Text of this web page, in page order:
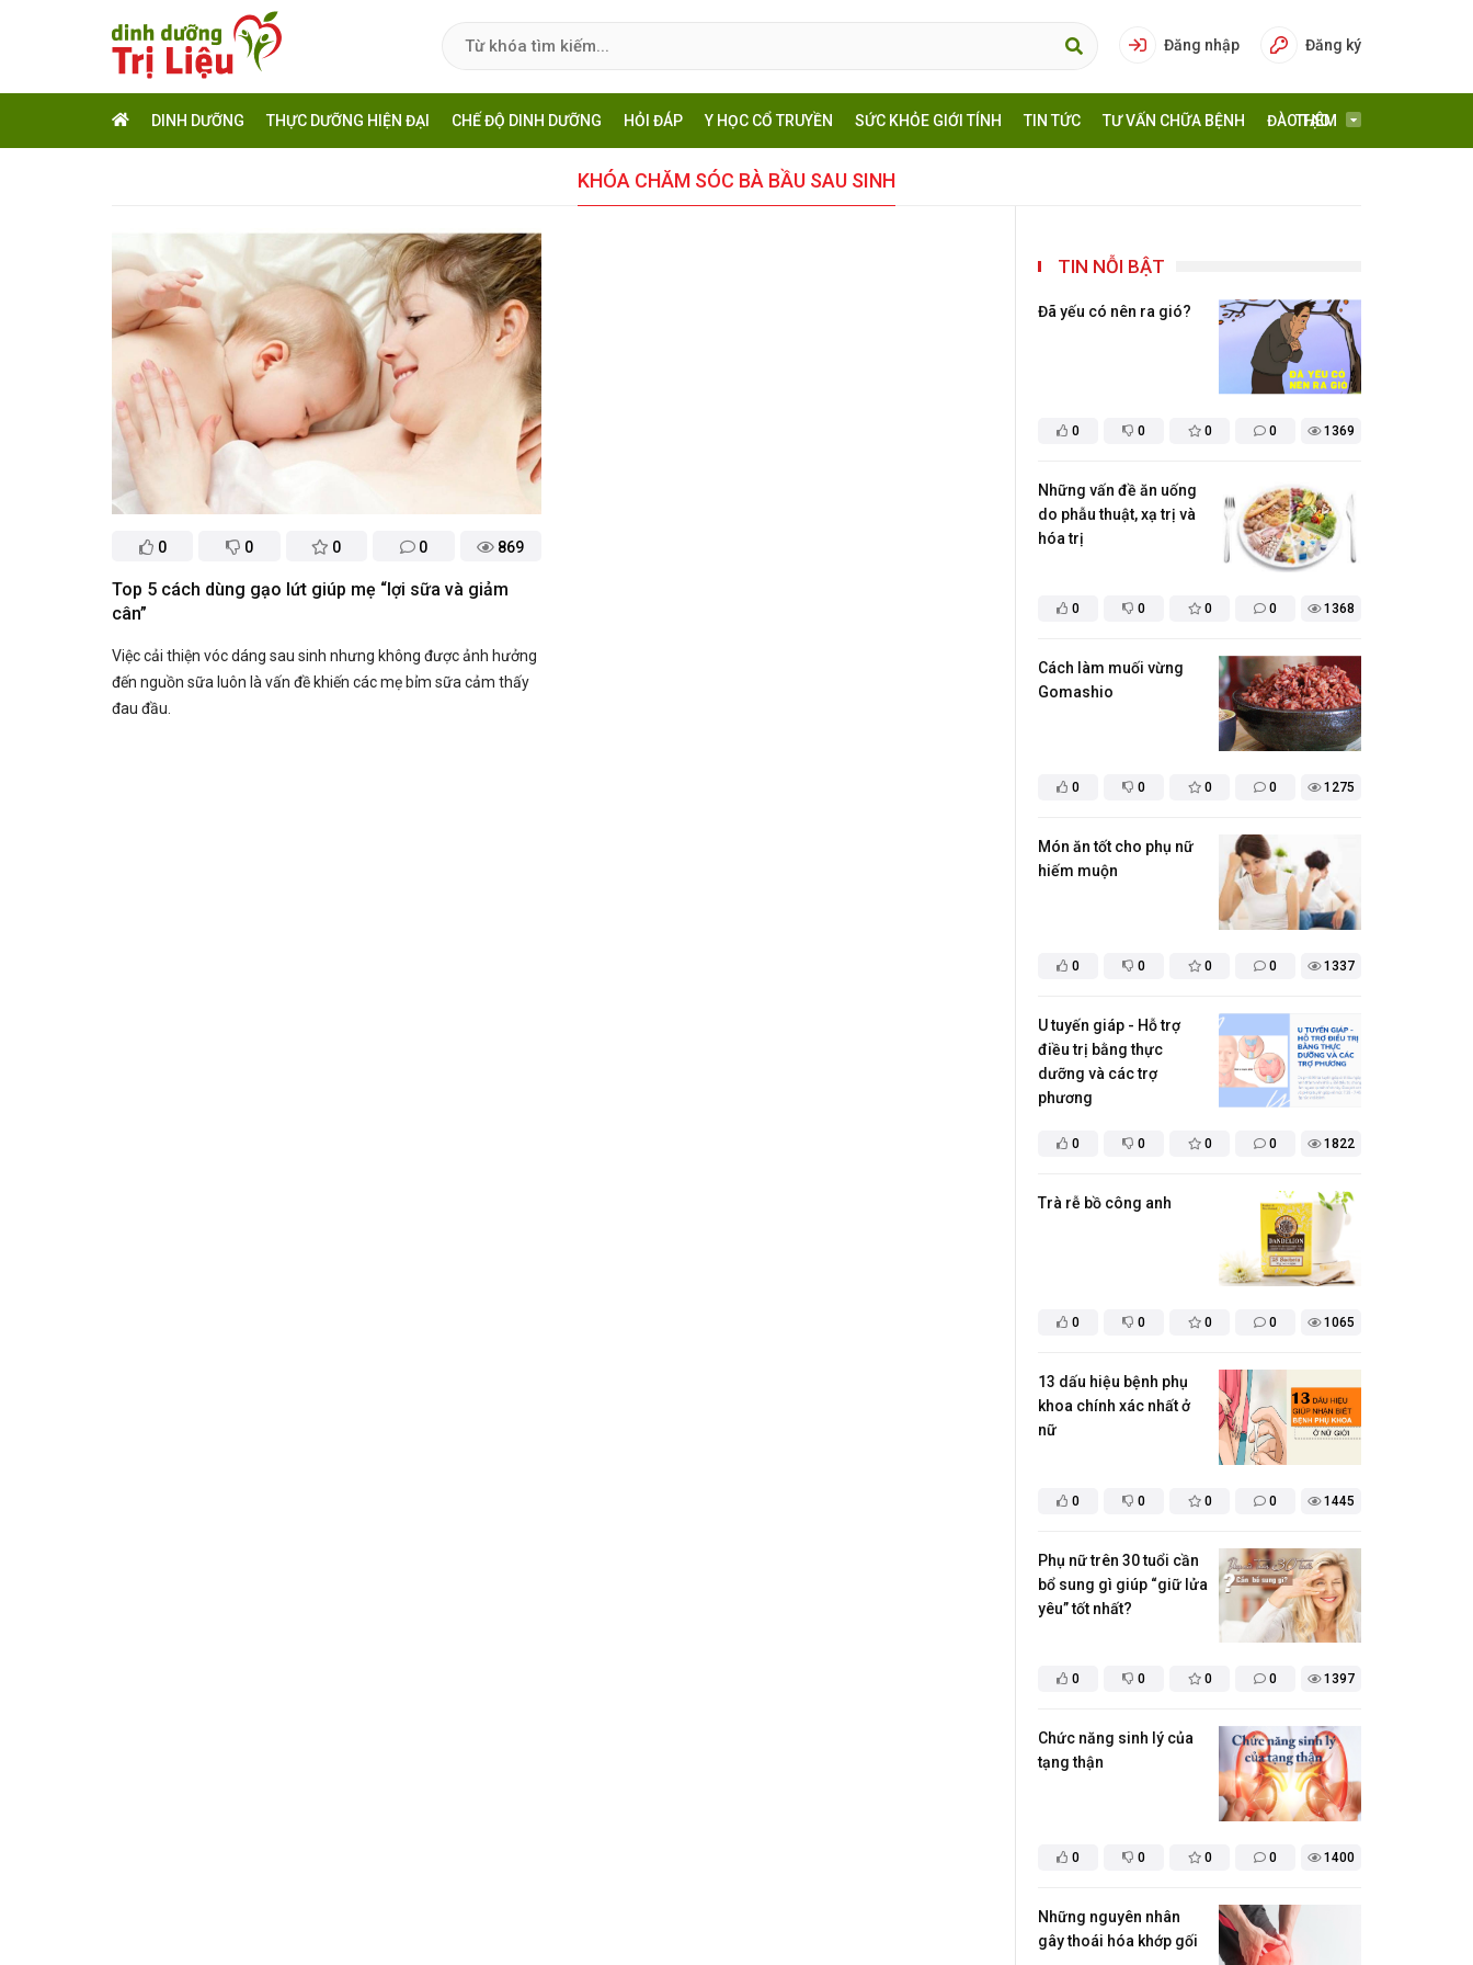
Đăng nhập Đăng ký
DINH DƯỠNG THỰC DƯỠNG HIỆN ĐẠI CHẾ ĐỘ DINH DƯỠNG HỎI ĐÁP Y HỌC CỔ TRUYỀN SỨC KHỎE GIỚI TÍNH TIN TỨC TƯ VẤN CHỮA BỆNH ĐÀO TẠO
THÊM
KHÓA CHĂM SÓC BÀ BẦU SAU SINH
0 0 0 0 869
Top 5 cách dùng gạo lứt giúp mẹ “lợi sữa và giảm
cân”
Việc cải thiện vóc dáng sau sinh nhưng không được ảnh hưởng
đến nguồn sữa luôn là vấn đề khiến các mẹ bỉm sữa cảm thấy
đau đầu.
TIN NỖI BẬT
0 0 0 0 1369
Đã yếu có nên ra gió?
0 0 0 0 1368
Những vấn đề ăn uống
do phẫu thuật, xạ trị và
hóa trị
0 0 0 0 1275
Cách làm muối vừng
Gomashio
0 0 0 0 1337
​Món ăn tốt cho phụ nữ
hiếm muộn
0 0 0 0 1822
U tuyến giáp - Hỗ trợ
điều trị bằng thực
dưỡng và các trợ
phương
0 0 0 0 1065
Trà rễ bồ công anh
0 0 0 0 1445
13 dấu hiệu bệnh phụ
khoa chính xác nhất ở
nữ
0 0 0 0 1397
Phụ nữ trên 30 tuổi cần
bổ sung gì giúp “giữ lửa
yêu” tốt nhất?
0 0 0 0 1400
​Chức năng sinh lý của
tạng thận
Những nguyên nhân
gây thoái hóa khớp gối